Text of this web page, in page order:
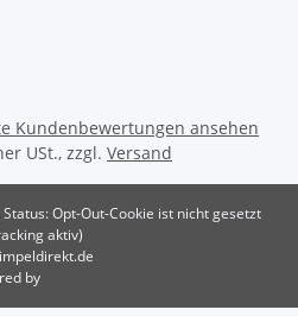
Kundenbewertungen ansehen
USt., zzgl. Versand
Status: Opt-Out-Cookie ist nicht gesetzt
aktiv)
by